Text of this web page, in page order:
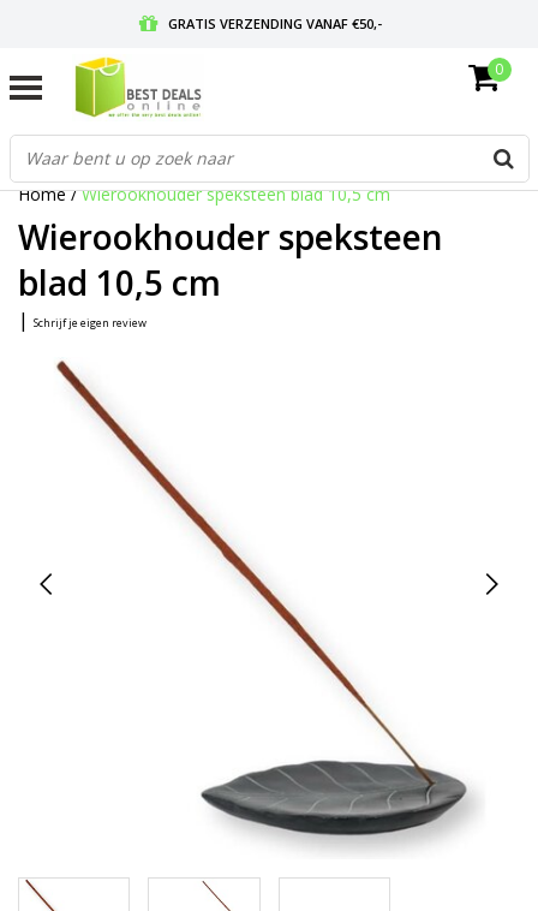
GRATIS VERZENDING VANAF €50,-
GRATIS RETOURNEREN EN 30 DAGEN BEDENKTIJD
0
Home/Wierookhouder speksteen blad 10,5 cm
Wierookhouder speksteen
blad 10,5 cm
| Schrijf je eigen review